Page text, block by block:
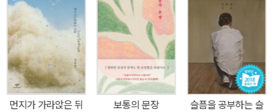
코리안 2세로, 열렬한 조총련 활동가 부모 밑에서 자랐다. 일곱 살 즈
음, 세 오빠를 이른바 ‘귀국 사업’으로 북에 떠나보낸 상실감이 몸에
새겨진 그는, 오랜 세월 자신을 괴롭힌 트라우마를 원동력 삼아 가족
의 이야기를 캠코더에 담기 시작했다. 가족 영화 프로젝트는 세 편의
다큐멘터리 영화와 한 편의 극영화를 완성하기까지 장장 25년여의
시간이 걸릴 만큼 장대한 과업이 되었다. 2005년 처음 세상에 내놓
먼지가 가라앉은 뒤 보통의 문장
슬픔을 공부하는 슬